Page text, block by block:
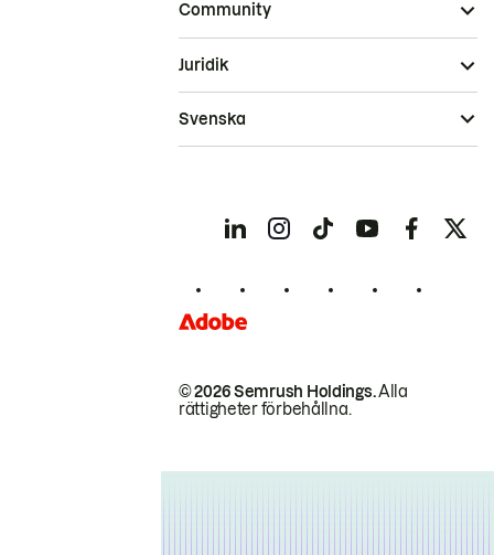
Community
© 2026 Semrush Holdings.Alla
rättigheter förbehållna.
Juridik
Svenska